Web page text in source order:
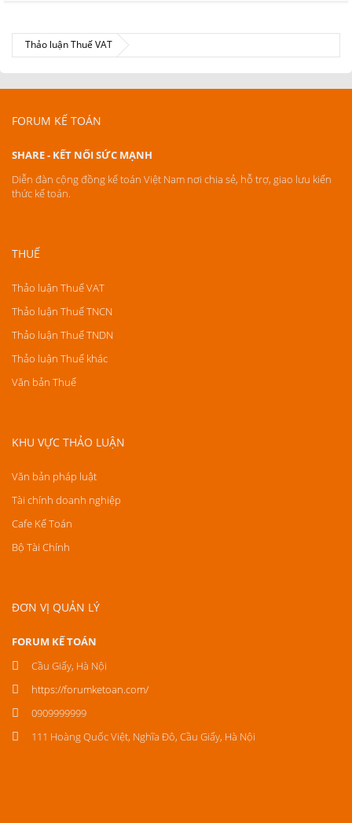
Thảo luận Thuế VAT
FORUM KẾ TOÁN
SHARE - KẾT NỐI SỨC MẠNH
Diễn đàn cộng đồng kế toán Việt Nam nơi chia sẻ, hỗ trợ, giao lưu kiến
thức kế toán.
THUẾ
Thảo luận Thuế VAT
Thảo luận Thuế TNCN
Thảo luận Thuế TNDN
Thảo luận Thuế khác
Văn bản Thuế
KHU VỰC THẢO LUẬN
Văn bản pháp luật
Tài chính doanh nghiệp
Cafe Kế Toán
Bộ Tài Chính
ĐƠN VỊ QUẢN LÝ
FORUM KẾ TOÁN
Cầu Giấy, Hà Nội
https://forumketoan.com/
0909999999
111 Hoàng Quốc Việt, Nghĩa Đô, Cầu Giấy, Hà Nội